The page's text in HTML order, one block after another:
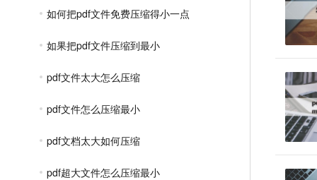
如何把pdf文件免费压缩得小一点
如果把pdf文件压缩到最小
pdf文件太大怎么压缩
pdf文件怎么压缩最小
pdf文档太大如何压缩
pdf超大文件怎么压缩最小